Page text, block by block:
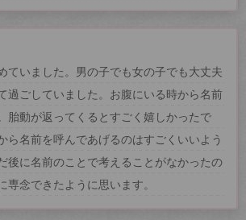
ていました。男の子でも女の子でも大丈夫
過ごしていました。お腹にいる時から名前
胎動が返ってくるとすごく嬉しかったで
ら名前を呼んであげるのはすごくいいよう
後に名前のことで考えることがなかったの
専念できたように思います。